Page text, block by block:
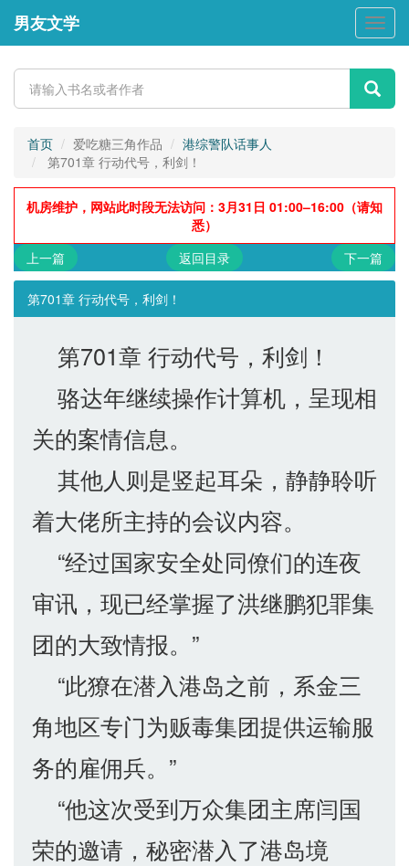
男
友
学
男友文学
首页 爱吃糖三角作品
港综警队话事人
第701章 行动代号，利剑！
机房维护，网站此时段无法访问：3月31日 01:00–16:00（请知
悉）
上一篇
返回目录 下一篇
第701章 行动代号，利剑！
第701章 行动代号，利剑！
骆达年继续操作计算机，呈现相
关的案情信息。
其他人则是竖起耳朵，静静聆听
着大佬所主持的会议内容。
“经过国家安全处同僚们的连夜
审讯，现已经掌握了洪继鹏犯罪集
团的大致情报。”
“此獠在潜入港岛之前，系金三
角地区专门为贩毒集团提供运输服
务的雇佣兵。”
“他这次受到万众集团主席闫国
荣的邀请，秘密潜入了港岛境